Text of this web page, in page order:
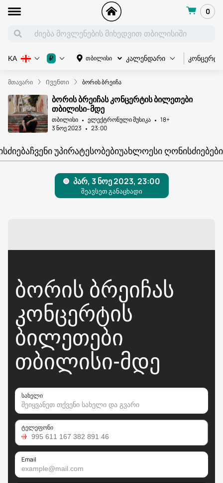
0
თბილისი კალენდარი კონცერტი
KA ₽
მთავარი Ივენთი ბორის ბრეიჩა
ბორის ბრეიჩას კონცერტის ბილეთები
თბილისი-მდე
თბილისი ელექტრონული მუსიკა
18+
3 ნოე 2023
23:00
ᲩᲕᲔᲜᲘ ᲣᲞᲘᲠᲐᲢᲔᲡᲝᲑᲔᲑᲘᲣᲐᲮᲚᲝᲔᲡᲘ ᲦᲝᲜᲘᲡᲫᲘᲔᲑᲔᲑᲘ
ᲑᲝᲠᲘᲡ ᲑᲠᲔᲘᲩᲐᲡ
ᲙᲝᲜᲪᲔᲠᲢᲘᲡ
ᲑᲘᲚᲔᲗᲔᲑᲘ
ᲗᲑᲘᲚᲘᲡᲘ-ᲛᲓᲔ
სახელი
ტელეფონი
Email